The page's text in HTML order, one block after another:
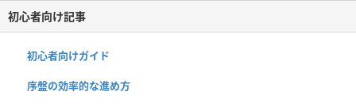
初心者向け記事
初心者向けガイド
序盤の効率的な進め方